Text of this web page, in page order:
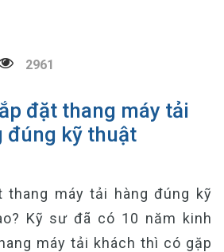
2961
đặt thang máy tải
đúng kỹ thuật
thang máy tải hàng đúng kỹ
Kỹ sư đã có 10 năm kinh
máy tải khách thì có gặp